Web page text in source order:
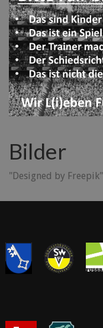
Bilder
"Designed by Freepik"